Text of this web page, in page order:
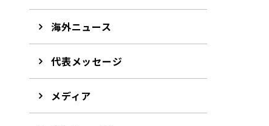
海外ニュース
代表メッセージ
メディア